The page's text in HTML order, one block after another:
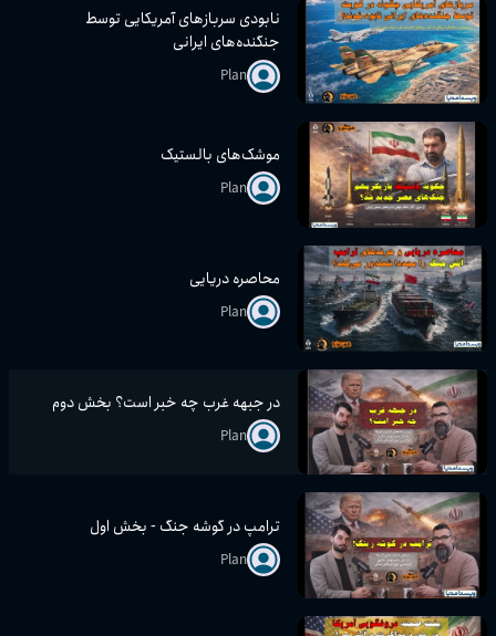
نابودی سربازهای آمریکایی توسط
جنگنده‌های ایرانی
Plan
موشک‌های بالستیک
Plan
محاصره دریایی
Plan
در جبهه غرب چه خبر است؟ بخش دوم
Plan
ترامپ در گوشه جنگ - بخش اول
Plan